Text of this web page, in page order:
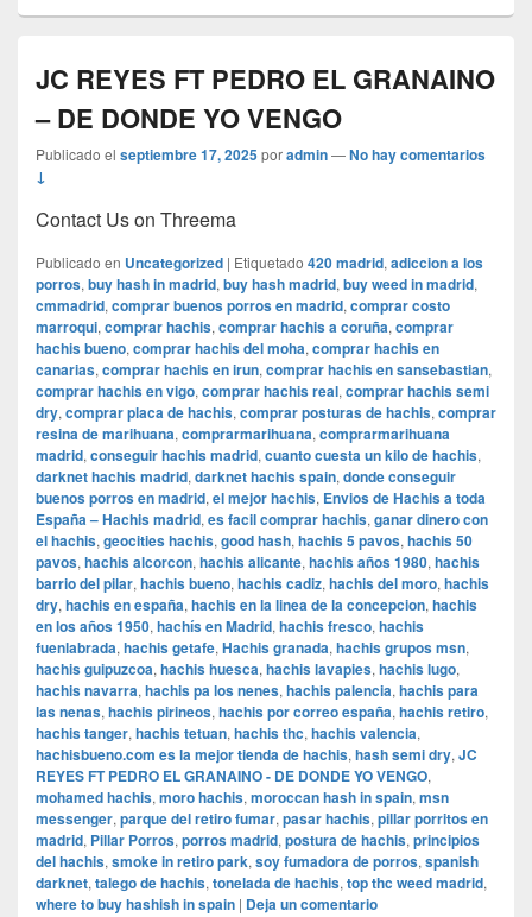
JC REYES FT PEDRO EL GRANAINO
– DE DONDE YO VENGO
Publicado el septiembre 17, 2025poradmin—No hay comentarios
↓
Contact Us on Threema
Publicado en Uncategorized | Etiquetado 420 madrid, adiccion a los
porros, buy hash in madrid, buy hash madrid, buy weed in madrid,
cmmadrid, comprar buenos porros en madrid, comprar costo
marroqui, comprar hachis, comprar hachis a coruña, comprar
hachis bueno, comprar hachis del moha, comprar hachis en
canarias, comprar hachis en irun, comprar hachis en sansebastian,
comprar hachis en vigo, comprar hachis real, comprar hachis semi
dry, comprar placa de hachis, comprar posturas de hachis, comprar
resina de marihuana, comprarmarihuana, comprarmarihuana
madrid, conseguir hachis madrid, cuanto cuesta un kilo de hachis,
darknet hachis madrid, darknet hachis spain, donde conseguir
buenos porros en madrid, el mejor hachis, Envios de Hachis a toda
España – Hachis madrid, es facil comprar hachis, ganar dinero con
el hachis, geocities hachis, good hash, hachis 5 pavos, hachis 50
pavos, hachis alcorcon, hachis alicante, hachis años 1980, hachis
barrio del pilar, hachis bueno, hachis cadiz, hachis del moro, hachis
dry, hachis en españa, hachis en la linea de la concepcion, hachis
en los años 1950, hachís en Madrid, hachis fresco, hachis
fuenlabrada, hachis getafe, Hachis granada, hachis grupos msn,
hachis guipuzcoa, hachis huesca, hachis lavapies, hachis lugo,
hachis navarra, hachis pa los nenes, hachis palencia, hachis para
las nenas, hachis pirineos, hachis por correo españa, hachis retiro,
hachis tanger, hachis tetuan, hachis thc, hachis valencia,
hachisbueno.com es la mejor tienda de hachis, hash semi dry, JC
REYES FT PEDRO EL GRANAINO - DE DONDE YO VENGO,
mohamed hachis, moro hachis, moroccan hash in spain, msn
messenger, parque del retiro fumar, pasar hachis, pillar porritos en
madrid, Pillar Porros, porros madrid, postura de hachis, principios
del hachis, smoke in retiro park, soy fumadora de porros, spanish
darknet, talego de hachis, tonelada de hachis, top thc weed madrid,
where to buy hashish in spain | Deja un comentario